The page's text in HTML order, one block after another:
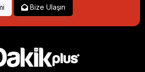
Bize Ulaşın